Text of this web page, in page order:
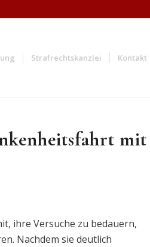
Strafrechtskanzlei Kontakt
mit
ihre Versuche zu bedauern,
Nachdem sie deutlich